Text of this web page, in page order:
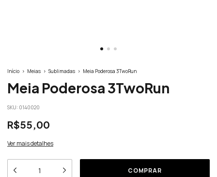
Início > Meias > Sublimadas > Meia Poderosa 3TwoRun
Meia Poderosa 3TwoRun
SKU: 0140020
R$55,00
Ver mais detalhes